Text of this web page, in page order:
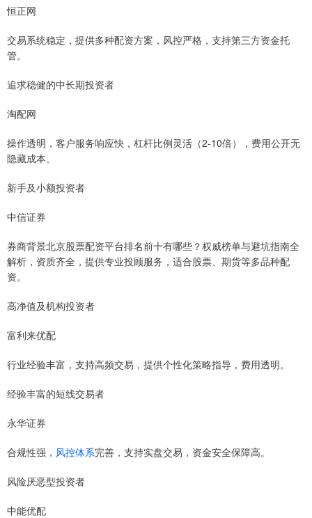
恒正网
交易系统稳定，提供多种配资方案，风控严格，支持第三方资金托
管。
追求稳健的中长期投资者
淘配网
操作透明，客户服务响应快，杠杆比例灵活（2-10倍），费用公开无
隐藏成本。
新手及小额投资者
中信证券
券商背景北京股票配资平台排名前十有哪些？权威榜单与避坑指南全
解析，资质齐全，提供专业投顾服务，适合股票、期货等多品种配
资。
高净值及机构投资者
富利来优配
行业经验丰富，支持高频交易，提供个性化策略指导，费用透明。
经验丰富的短线交易者
永华证券
合规性强， 风控体系完善，支持实盘交易，资金安全保障高。
风险厌恶型投资者
中能优配